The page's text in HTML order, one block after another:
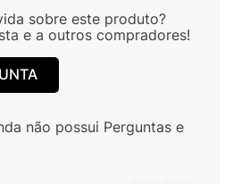
sobre este produto?
e a outros compradores!
não possui Perguntas e